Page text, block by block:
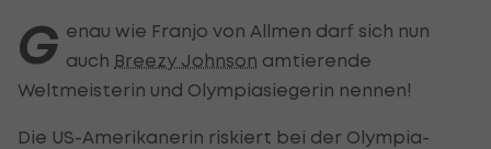
G enau wie Franjo von Allmen darf sich nun
auch Breezy Johnson amtierende
Weltmeisterin und Olympiasiegerin nennen!
Die US-Amerikanerin riskiert bei der Olympia-